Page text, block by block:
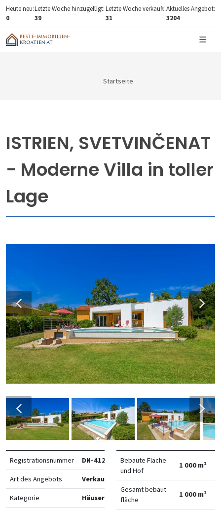
Heute neu:
0
Letzte Woche hinzugefügt:
39
Letzte Woche verkauft:
31
Aktuelles Angebot:
3204
Startseite
ISTRIEN, SVETVINČENAT
- Moderne Villa in toller
Lage
Registrationsnummer DN-41265
Art des Angebots Verkauf
Kategorie Häuser
Bebaute Fläche
und Hof
1 000 m²
Gesamt bebaut
fläche
1 000 m²